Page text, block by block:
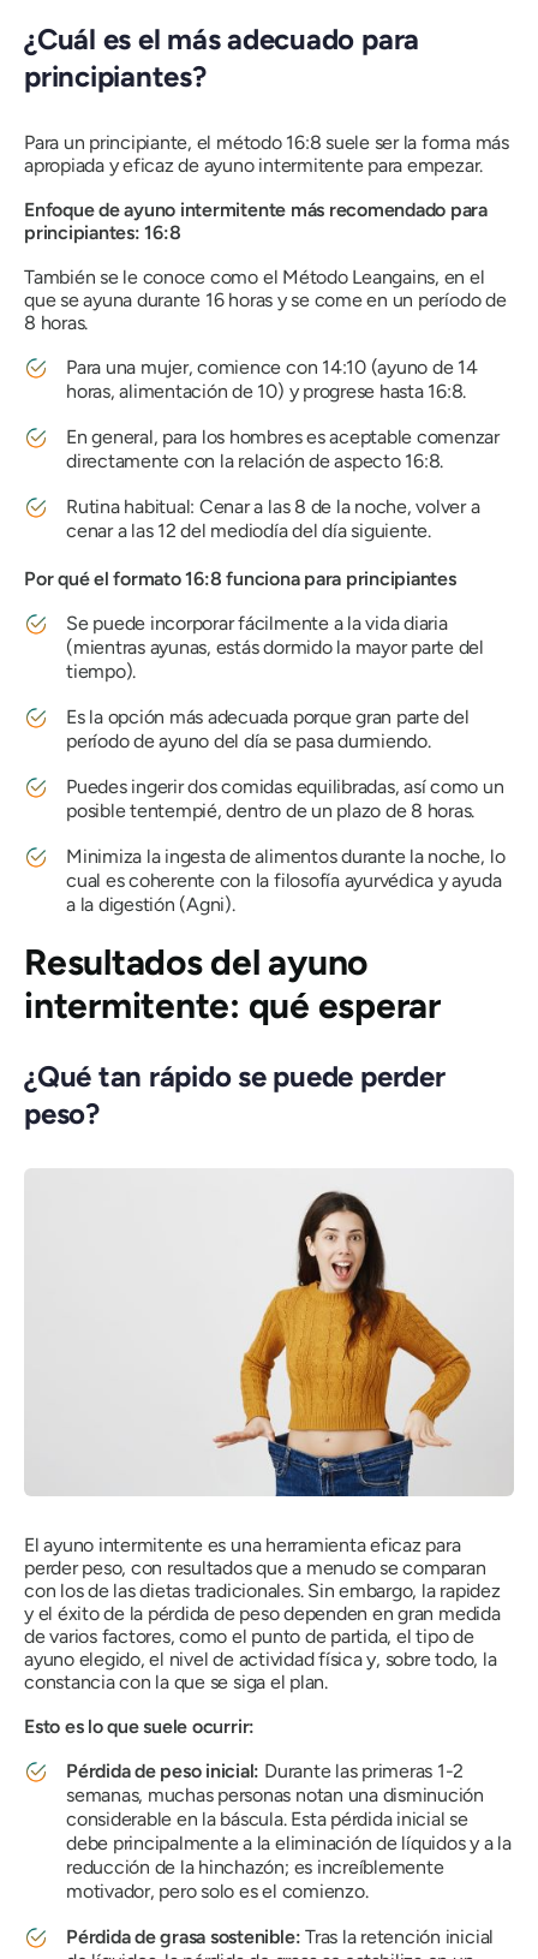
¿Cuál es el más adecuado para
principiantes?
Para un principiante, el método 16:8 suele ser la forma más
apropiada y eficaz de ayuno intermitente para empezar.
Enfoque de ayuno intermitente más recomendado para
principiantes: 16:8
También se le conoce como el Método Leangains, en el
que se ayuna durante 16 horas y se come en un período de
8 horas.
Para una mujer, comience con 14:10 (ayuno de 14
horas, alimentación de 10) y progrese hasta 16:8.
En general, para los hombres es aceptable comenzar
directamente con la relación de aspecto 16:8.
Rutina habitual: Cenar a las 8 de la noche, volver a
cenar a las 12 del mediodía del día siguiente.
Por qué el formato 16:8 funciona para principiantes
Se puede incorporar fácilmente a la vida diaria
(mientras ayunas, estás dormido la mayor parte del
tiempo).
Es la opción más adecuada porque gran parte del
período de ayuno del día se pasa durmiendo.
Puedes ingerir dos comidas equilibradas, así como un
posible tentempié, dentro de un plazo de 8 horas.
Minimiza la ingesta de alimentos durante la noche, lo
cual es coherente con la filosofía ayurvédica y ayuda
a la digestión (Agni).
Resultados del ayuno
intermitente: qué esperar
¿Qué tan rápido se puede perder
peso?
El ayuno intermitente es una herramienta eficaz para
perder peso, con resultados que a menudo se comparan
con los de las dietas tradicionales. Sin embargo, la rapidez
y el éxito de la pérdida de peso dependen en gran medida
de varios factores, como el punto de partida, el tipo de
ayuno elegido, el nivel de actividad física y, sobre todo, la
constancia con la que se siga el plan.
Esto es lo que suele ocurrir:
Pérdida de peso inicial: Durante las primeras 1-2
semanas, muchas personas notan una disminución
considerable en la báscula. Esta pérdida inicial se
debe principalmente a la eliminación de líquidos y a la
reducción de la hinchazón; es increíblemente
motivador, pero solo es el comienzo.
Pérdida de grasa sostenible: Tras la retención inicial